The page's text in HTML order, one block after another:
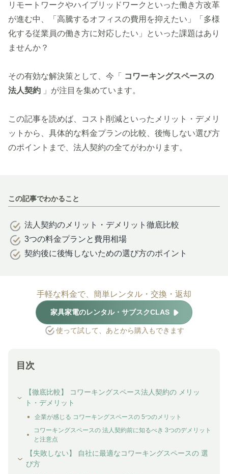
リモートワークやハイブリッドワークといった働き方改革
が進む中、「高騰するオフィスの費用を抑えたい」「多様
化する従業員の働き方に対応したい」といった課題はあり
ませんか？
その有効な解決策として、今「
コワーキングスペースの
法人契約 」が注目を集めています。
この記事を読めば、コスト削減といったメリット・デメリ
ットから、具体的な料金プランの比較、後悔しない選び方
のポイントまで、法人契約の全てがわかります。
この記事でわかること
法人契約のメリット・デメリット徹底比較
3つの料金プランと費用相場
契約後に後悔しないための選び方のポイント
手軽な料金で、簡単レンタル・交換・返却
家具家電のレンタル・サブスクCLAS
使って試して、あとから購入もできます
目次
【徹底比較】 コワーキングスペース法人契約の メリッ
ト・デメリット
企業が感じる コワーキングスペースの 5つのメリット
コワーキングスペースの 法人契約前に知るべき 3つのデメリット
と注意点
【失敗しない】 自社に最適なコワーキングスペースの 選
び方